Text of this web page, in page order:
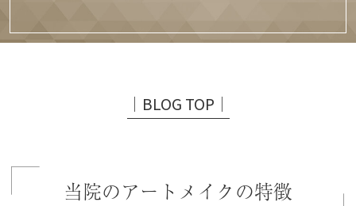
│BLOG TOP│
当院のアートメイクの特徴